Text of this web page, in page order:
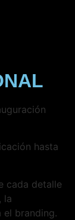
hasta
cada detalle
la
el branding.